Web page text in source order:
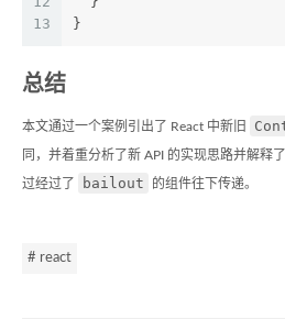
13
}
总结
本文通过一个案例引出了 React 中新旧
同，并着重分析了新 API 的实现思路并解释
过经过了 bailout 的组件往下传递。
# react